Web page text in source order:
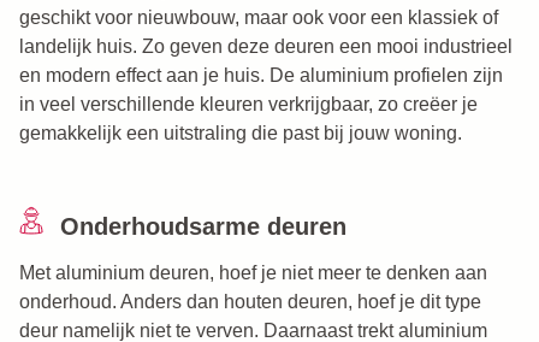
geschikt voor nieuwbouw, maar ook voor een klassiek of
landelijk huis. Zo geven deze deuren een mooi industrieel
en modern effect aan je huis. De aluminium profielen zijn
in veel verschillende kleuren verkrijgbaar, zo creëer je
gemakkelijk een uitstraling die past bij jouw woning.
Onderhoudsarme deuren
Met aluminium deuren, hoef je niet meer te denken aan
onderhoud. Anders dan houten deuren, hoef je dit type
deur namelijk niet te verven. Daarnaast trekt aluminium